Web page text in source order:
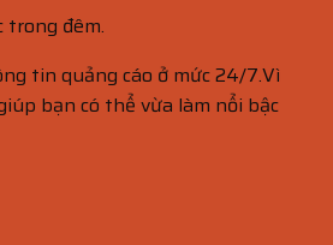
trong đêm.
tin quảng cáo ở mức 24/7.Vì
bạn có thể vừa làm nổi bậc